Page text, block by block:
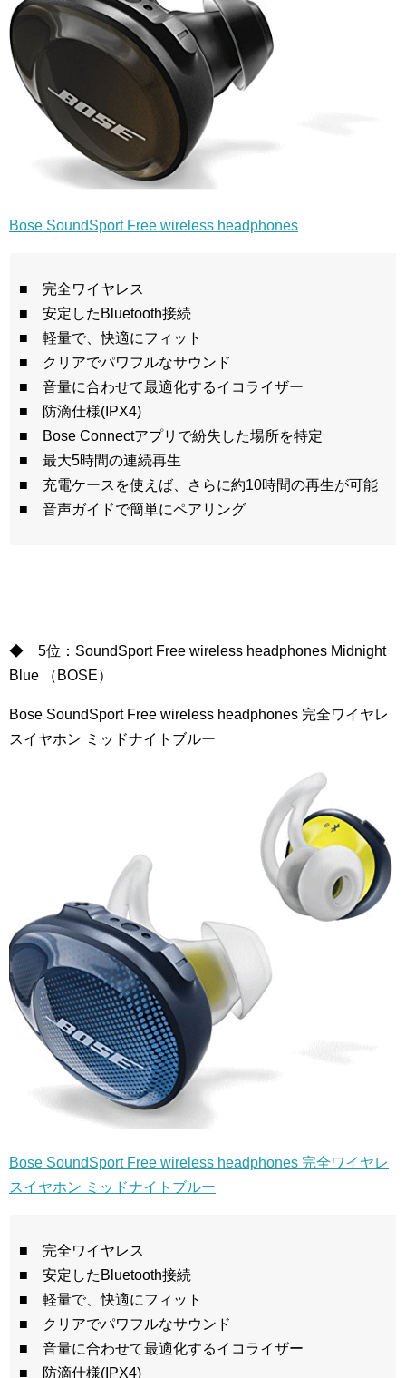
Bose SoundSport Free wireless headphones
■ 完全ワイヤレス
■ 安定したBluetooth接続
■ 軽量で、快適にフィット
■ クリアでパワフルなサウンド
■ 音量に合わせて最適化するイコライザー
■ 防滴仕様(IPX4)
■ Bose Connectアプリで紛失した場所を特定
■ 最大5時間の連続再生
■ 充電ケースを使えば、さらに約10時間の再生が可能
■ 音声ガイドで簡単にペアリング
◆ 5位：SoundSport Free wireless headphones Midnight
Blue （BOSE）
Bose SoundSport Free wireless headphones 完全ワイヤレ
スイヤホン ミッドナイトブルー
Bose SoundSport Free wireless headphones 完全ワイヤレ
スイヤホン ミッドナイトブルー
■ 完全ワイヤレス
■ 安定したBluetooth接続
■ 軽量で、快適にフィット
■ クリアでパワフルなサウンド
■ 音量に合わせて最適化するイコライザー
■ 防滴仕様(IPX4)